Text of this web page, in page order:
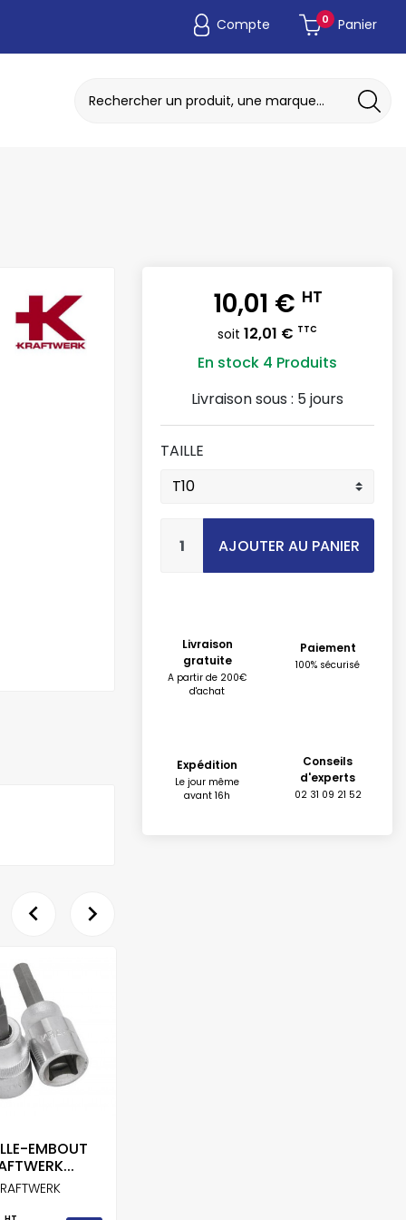
Compte 0 Panier

EMBOUT

10,01 € HT
soit 12,01 € TTC
En stock 4 Produits
Livraison sous : 5 jours
TAILLE
AJOUTER AU PANIER
Livraison
gratuite
A partir de 200€
d'achat
Paiement
100% sécurisé
Expédition
Le jour même
avant 16h
Conseils
d'experts
02 31 09 21 52